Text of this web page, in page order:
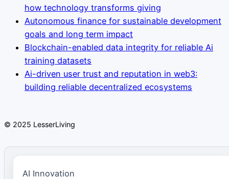
how technology transforms giving
Autonomous finance for sustainable development
goals and long term impact
Blockchain-enabled data integrity for reliable Ai
training datasets
Ai-driven user trust and reputation in web3:
building reliable decentralized ecosystems
© 2025 LesserLiving
AI Innovation